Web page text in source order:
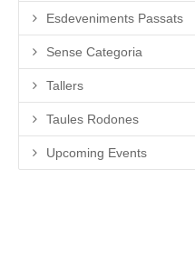
Esdeveniments Passats
Sense Categoria
Tallers
Taules Rodones
Upcoming Events